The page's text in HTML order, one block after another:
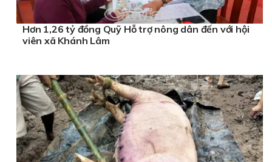
Hơn 1,26 tỷ đồng Quỹ Hỗ trợ nông dân đến với hội
viên xã Khánh Lâm